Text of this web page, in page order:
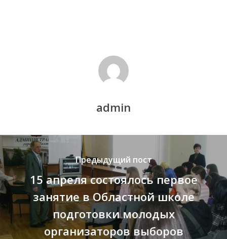
admin
Предыдущий пост
15 апреля состоялось первое
занятие в Областной школе
подготовки молодых
организаторов выборов